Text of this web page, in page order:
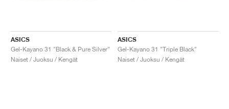
ASICS
Gel-Kayano 31 "Black & Pure Silver"
Naiset / Juoksu / Kengät
ASICS
Gel-Kayano 31 "Triple Black"
Naiset / Juoksu / Kengät